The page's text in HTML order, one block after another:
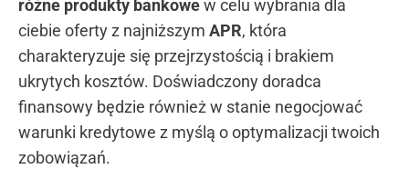
różne produkty bankowew celu wybrania dla
ciebie oferty z najniższym APR, która
charakteryzuje się przejrzystością i brakiem
ukrytych kosztów. Doświadczony doradca
finansowy będzie również w stanie negocjować
warunki kredytowe z myślą o optymalizacji twoich
zobowiązań.